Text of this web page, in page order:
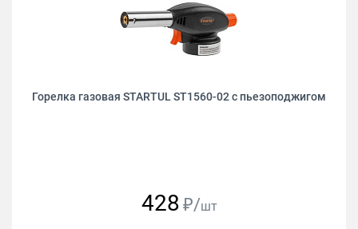
Горелка газовая STARTUL ST1560-02 с пьезоподжигом
428 ₽/шт